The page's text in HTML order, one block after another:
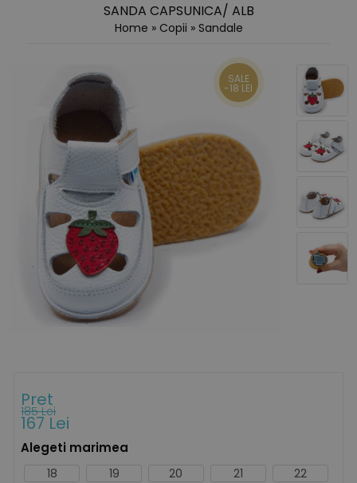
SANDA CAPSUNICA/ ALB
Home » Copii » Sandale
SALE
-18 LEI
Pret
185 Lei
167 Lei
Alegeti marimea
18 19 20 21
22